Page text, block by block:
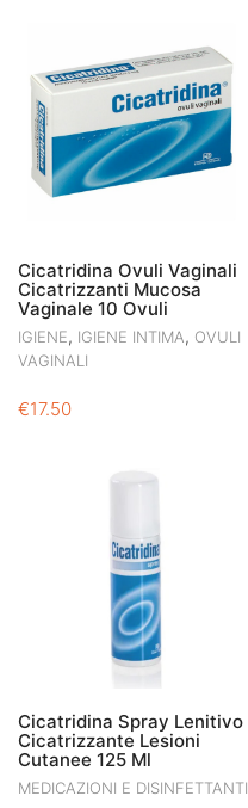
Cicatridina Ovuli Vaginali
Cicatrizzanti Mucosa
Vaginale 10 Ovuli
IGIENE, IGIENE INTIMA, OVULI
VAGINALI
€17.50
Cicatridina Spray Lenitivo
Cicatrizzante Lesioni
Cutanee 125 Ml
MEDICAZIONI E DISINFETTANTI